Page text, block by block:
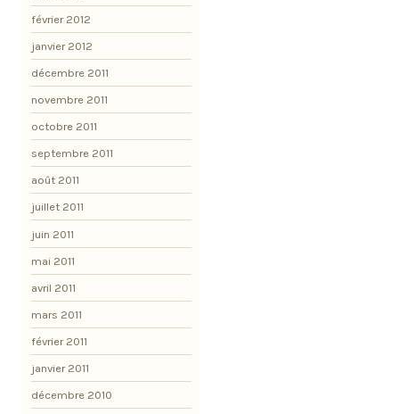
février 2012
janvier 2012
décembre 2011
novembre 2011
octobre 2011
septembre 2011
août 2011
juillet 2011
juin 2011
mai 2011
avril 2011
mars 2011
février 2011
janvier 2011
décembre 2010